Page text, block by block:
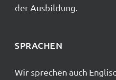
der Ausbildung.
SPRACHEN
Wir sprechen auch